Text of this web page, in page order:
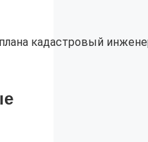
кадастровый